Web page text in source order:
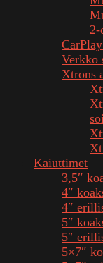
Verkko
Xtrons
Kaiuttimet
3,5″
4″
4″
5″
5″
5×7″